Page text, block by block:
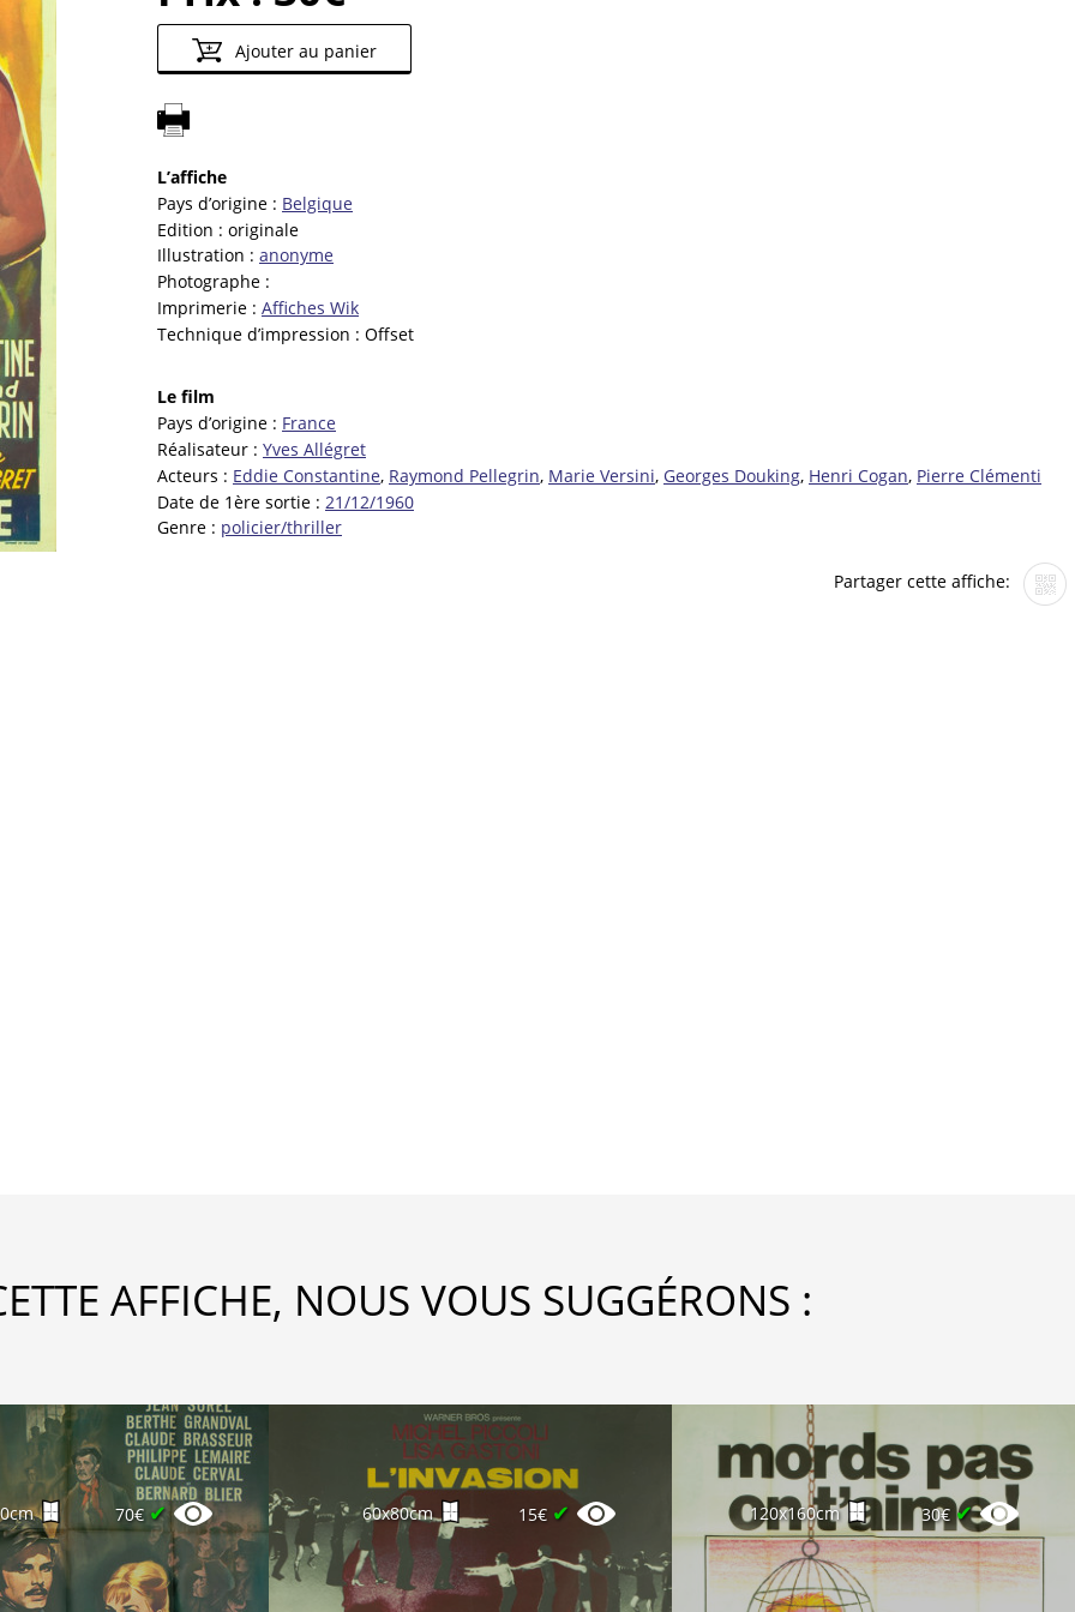
Ajouter au panier
L’affiche
Pays d’origine : Belgique
Edition : originale
Illustration : anonyme
Photographe :
Imprimerie : Affiches Wik
Technique d’impression : Offset
Le film
Pays d’origine : France
Réalisateur : Yves Allégret
Acteurs : Eddie Constantine, Raymond Pellegrin, Marie Versini, Georges Douking, Henri Cogan, Pierre Clémenti
Date de 1ère sortie : 21/12/1960
Genre : policier/thriller
Partager cette affiche:
AFFICHE, NOUS VOUS SUGGÉRONS :
70€ ✔ 60x80cm 15€ ✔ 120x160cm 30€ ✔